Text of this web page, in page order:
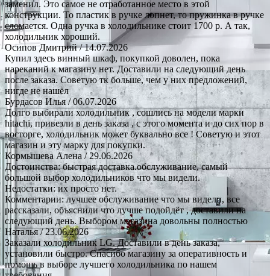
заменил. Это самое не отработанное место в этой
конструкции. То пластик в ручке лопнет, то пружинка в ручке
сломается. Одна ручка в холодильнике стоит 1700 р. А так,
холодильник хороший.
Осипов Дмитрий/ 14.07.2026
Купил здесь винный шкаф, покупкой доволен, пока
нареканий к магазину нет. Доставили на следующий день
после заказа. Советую тк больше, чем у них предложений,
нигде не нашёл
Бурдасов Илья/ 06.07.2026
Долго выбирали холодильник , сошлись на модели марки
hitachi, привезли в день заказа , с этого момента и до сих пор в
восторге, холодильник может буквально все ! Советую и этот
магазин и эту марку для покупки.
Кормышева Алена / 29.06.2026
Достоинства: быстрая доставка.обслуживание, самый
большой выбор холодильников что мы видели.
Недостатки: их просто нет.
Комментарии: лучшее обслуживание что мы видели, все
рассказали, объяснили что лучше подойдёт , доставили на
следующий день. Выбором магазина довольны полностью
Наталья/ 23.06.2026
Заказали холодильник LG. Доставили в день заказа,
установили быстро. Спасибо магазину за оперативность и
помощь в выборе лучшего холодильника по нашем